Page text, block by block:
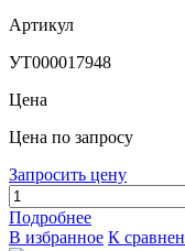
Артикул
УТ000017948
Цена
Цена по запросу
Запросить цену
Подробнее
В избранное К